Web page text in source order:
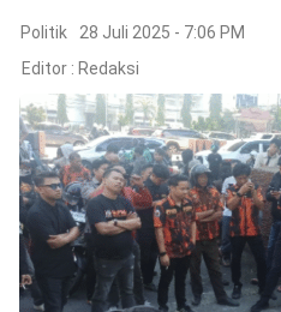
©
Copyright
2026
lensasulsel.com
All
Right
Reserved
Politik
28 Juli 2025 - 7:06 PM
Editor : Redaksi